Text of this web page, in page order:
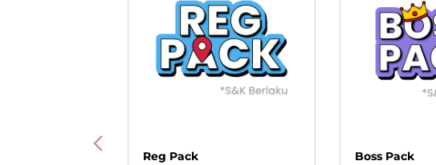
Reg Pack Boss Pack